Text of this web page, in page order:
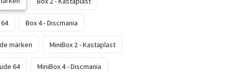
Box 4 - Discmania
märken MiniBox 2 - Kastaplast
64 MiniBox 4 - Discmania